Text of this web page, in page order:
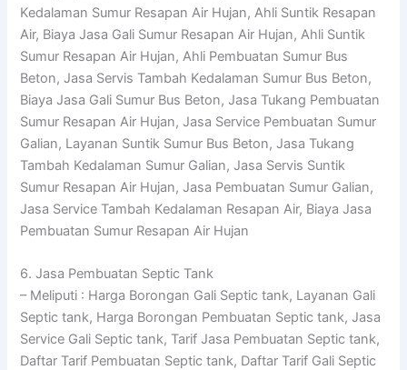
Kedalaman Sumur Resapan Air Hujan, Ahli Suntik Resapan
Air, Biaya Jasa Gali Sumur Resapan Air Hujan, Ahli Suntik
Sumur Resapan Air Hujan, Ahli Pembuatan Sumur Bus
Beton, Jasa Servis Tambah Kedalaman Sumur Bus Beton,
Biaya Jasa Gali Sumur Bus Beton, Jasa Tukang Pembuatan
Sumur Resapan Air Hujan, Jasa Service Pembuatan Sumur
Galian, Layanan Suntik Sumur Bus Beton, Jasa Tukang
Tambah Kedalaman Sumur Galian, Jasa Servis Suntik
Sumur Resapan Air Hujan, Jasa Pembuatan Sumur Galian,
Jasa Service Tambah Kedalaman Resapan Air, Biaya Jasa
Pembuatan Sumur Resapan Air Hujan
6. Jasa Pembuatan Septic Tank
– Meliputi : Harga Borongan Gali Septic tank, Layanan Gali
Septic tank, Harga Borongan Pembuatan Septic tank, Jasa
Service Gali Septic tank, Tarif Jasa Pembuatan Septic tank,
Daftar Tarif Pembuatan Septic tank, Daftar Tarif Gali Septic